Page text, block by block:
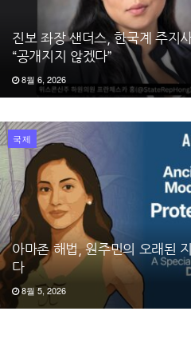
진보 좌장 샌더스, 한국계 주지
“공개지지 않겠다”
8월 6, 2026
국제
아마존 해법, 원주민의 오래된
다
8월 5, 2026